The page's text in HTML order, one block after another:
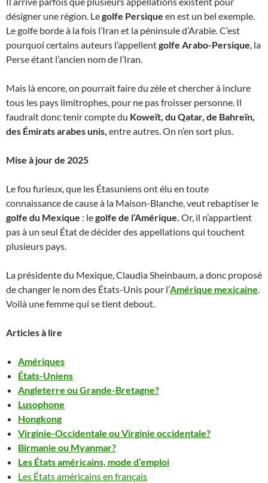
désigner une région. Legolfe Persique en est un bel exemple.
Le golfe borde à la fois l’Iran et la péninsule d’Arabie. C’est
pourquoi certains auteurs l’appellentgolfe Arabo-Persique, la
Perse étant l’ancien nom de l’Iran.
Mais là encore, on pourrait faire du zèle et chercher à inclure
tous les pays limitrophes, pour ne pas froisser personne. Il
faudrait donc tenir compte du Koweït, du Qatar, de Bahreïn,
des Émirats arabes unis, entre autres. On n’en sort plus.
Mise à jour de 2025
Le fou furieux, que les Étasuniens ont élu en toute
connaissance de cause à la Maison-Blanche, veut rebaptiser le
golfe du Mexique : legolfe de l’Amérique. Or, il n’appartient
pas à un seul État de décider des appellations qui touchent
plusieurs pays.
La présidente du Mexique, Claudia Sheinbaum, a donc proposé
de changer le nom des États-Unis pour l’Amérique mexicaine.
Voilà une femme qui se tient debout.
Articles à lire
Amériques
États-Uniens
Angleterre ou Grande-Bretagne?
Lusophone
Hongkong
Virginie-Occidentale ou Virginie occidentale?
Birmanie ou Myanmar?
Les États américains, mode d’emploi
Les États américains en français